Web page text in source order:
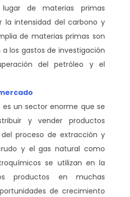
de materias primas
la intensidad del carbono y
de materias primas son
los gastos de investigación
del petróleo y el
es un sector enorme que se
y vender productos
proceso de extracción y
y el gas natural como
se utilizan en la
productos en muchas
de crecimiento